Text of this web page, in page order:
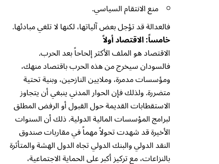
منع الانتقام السياسي.
فالعدالة قد تؤجل بعض آلياتها، لكنها لا تلغي مبادئها.
خامساً: الاقتصاد أولاً
الاقتصاد هو الملف الأكثر إلحاحاً بعد الحرب.
فالسودان سيخرج من هذه الحرب باقتصاد منهك،
ومؤسسات مدمرة، وملايين النازحين، وبنية تحتية
متضررة. ولذلك فإن الحوار المدني ينبغي أن يتجاوز
الاستقطابات القديمة حول القبول أو الرفض المطلق
لبرامج المؤسسات المالية الدولية. ذلك أن السنوات
الأخيرة قد شهدت تحولاً مهماً في مقاربات صندوق
النقد الدولي والبنك الدولي تجاه الدول الهشة والمتأثرة
بالنزاعات، مع تركيز أكبر على الحماية الاجتماعية،